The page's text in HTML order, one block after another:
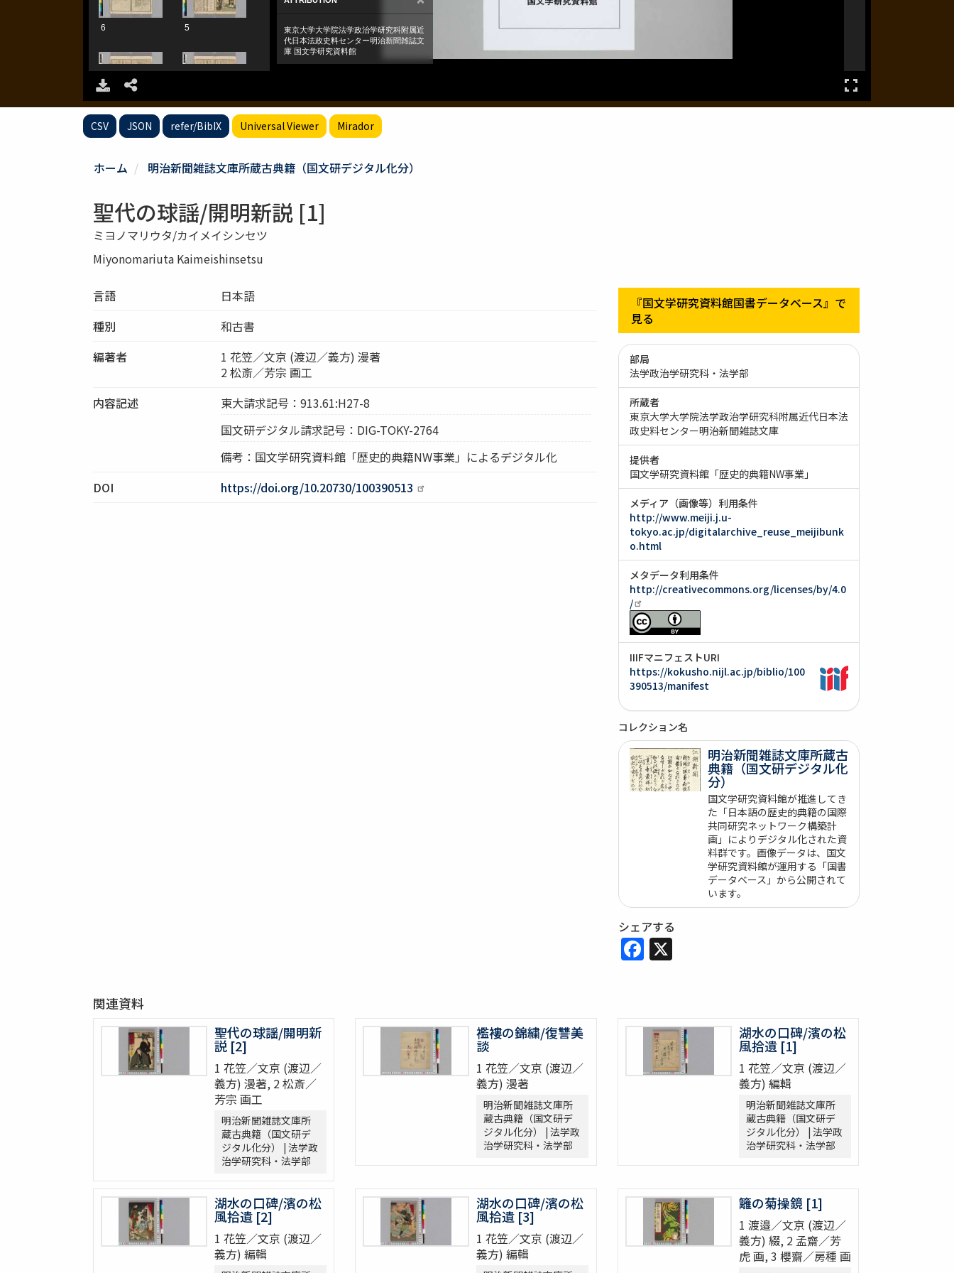
CSV JSON refer/BibIX Universal Viewer Mirador
ホーム 明治新聞雑誌文庫所蔵古典籍（国文研デジタル化分）
聖代の球謡/開明新説 [1]
ミヨノマリウタ/カイメイシンセツ
Miyonomariuta Kaimeishinsetsu
言語
日本語
種別
和古書
編著者
1 花笠／文京 (渡辺／義方) 漫著
2 松斎／芳宗 画工
内容記述
東大請求記号：913.61:H27-8
国文研デジタル請求記号：DIG-TOKY-2764
備考：国文学研究資料館「歴史的典籍NW事業」によるデジタル化
DOI
https://doi.org/10.20730/100390513
『国文学研究資料館国書データベース』で
見る
部局
法学政治学研究科・法学部
所蔵者
東京大学大学院法学政治学研究科附属近代日本法
政史料センター明治新聞雑誌文庫
提供者
国文学研究資料館「歴史的典籍NW事業」
メディア（画像等）利用条件
http://www.meiji.j.u-
tokyo.ac.jp/digitalarchive_reuse_meijibunk
o.html
メタデータ利用条件
http://creativecommons.org/licenses/by/4.0
/
IIIFマニフェストURI
https://kokusho.nijl.ac.jp/biblio/100
390513/manifest
コレクション名
明治新聞雑誌文庫所蔵古
典籍（国文研デジタル化
分）
国文学研究資料館が推進してき
た「日本語の歴史的典籍の国際
共同研究ネットワーク構築計
画」によりデジタル化された資
料群です。画像データは、国文
学研究資料館が運用する「国書
データベース」から公開されて
います。
シェアする
Facebook
X
関連資料
聖代の球謡/開明新
説 [2]
1 花笠／文京 (渡辺／
義方) 漫著, 2 松斎／
芳宗 画工
明治新聞雑誌文庫所
蔵古典籍（国文研デ
ジタル化分） | 法学政
治学研究科・法学部
襤褸の錦繍/復讐美
談
1 花笠／文京 (渡辺／
義方) 漫著
明治新聞雑誌文庫所
蔵古典籍（国文研デ
ジタル化分） | 法学政
治学研究科・法学部
湖水の口碑/濱の松
風拾遺 [1]
1 花笠／文京 (渡辺／
義方) 編輯
明治新聞雑誌文庫所
蔵古典籍（国文研デ
ジタル化分） | 法学政
治学研究科・法学部
湖水の口碑/濱の松
風拾遺 [2]
1 花笠／文京 (渡辺／
義方) 編輯
湖水の口碑/濱の松
風拾遺 [3]
1 花笠／文京 (渡辺／
義方) 編輯
籬の菊操鏡 [1]
1 渡邉／文京 (渡辺／
義方) 綴, 2 孟齋／芳
虎 画, 3 櫻齋／房種 画